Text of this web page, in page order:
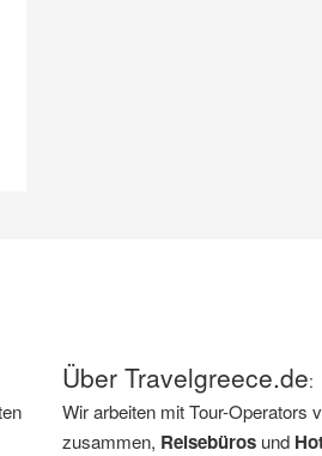
Über Travelgreece.de:
Wir arbeiten mit Tour-Operators
zusammen, Reisebürosund